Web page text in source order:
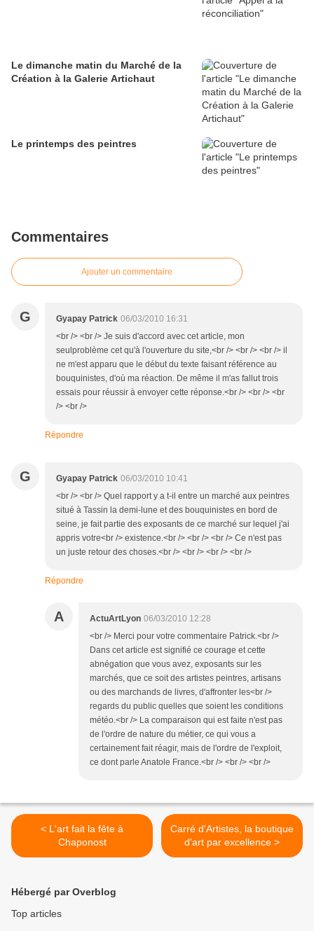
Le dimanche matin du Marché de la
Création à la Galerie Artichaut
Le printemps des peintres
Commentaires
Ajouter un commentaire
G Gyapay Patrick 06/03/2010 16:31
<br /> <br /> Je suis d'accord avec cet article, mon
seulproblème cet qu'à l'ouverture du site,<br /> <br /> <br /> il
ne m'est apparu que le début du texte faisant référence au
bouquinistes, d'où ma réaction. De même il m'as fallut trois
essais pour réussir à envoyer cette réponse.<br /> <br /> <br
/> <br />
Répondre
G Gyapay Patrick 06/03/2010 10:41
<br /> <br /> Quel rapport y a t-il entre un marché aux peintres
situé à Tassin la demi-lune et des bouquinistes en bord de
seine, je fait partie des exposants de ce marché sur lequel j'ai
appris votre<br /> existence.<br /> <br /> <br /> Ce n'est pas
un juste retour des choses.<br /> <br /> <br /> <br />
Répondre
A ActuArtLyon 06/03/2010 12:28
<br /> Merci pour votre commentaire Patrick.<br />
Dans cet article est signifié ce courage et cette
abnégation que vous avez, exposants sur les
marchés, que ce soit des artistes peintres, artisans
ou des marchands de livres, d'affronter les<br />
regards du public quelles que soient les conditions
météo.<br /> La comparaison qui est faite n'est pas
de l'ordre de nature du métier, ce qui vous a
certainement fait réagir, mais de l'ordre de l'exploit,
ce dont parle Anatole France.<br /> <br /> <br />
< L'art fait la fête à
Chaponost
Carré d'Artistes, la boutique
d'art par excellence >
Hébergé par Overblog
Top articles